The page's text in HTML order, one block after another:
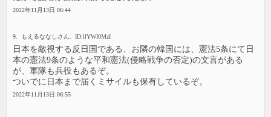
2022年11月13日 06:44
9. もえるななしさん. ID:llYWI0MzI
日本を敵視する反日国である、お隣の韓国には、憲法5条にて日
本の憲法9条のような平和憲法(侵略戦争の否定)の文言がある
が、軍隊も兵役もあるぞ。
ついでに日本まで届くミサイルも保有しているぞ。
2022年11月13日 06:55